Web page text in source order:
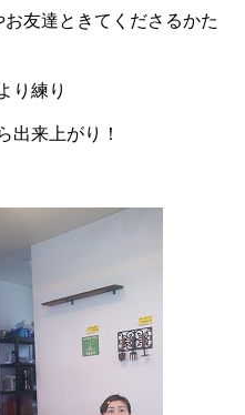
友達ときてくださるかた
り練り
出来上がり！